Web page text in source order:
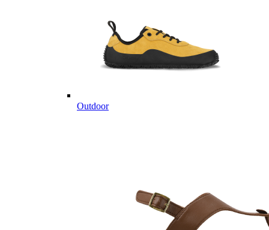
Outdoor